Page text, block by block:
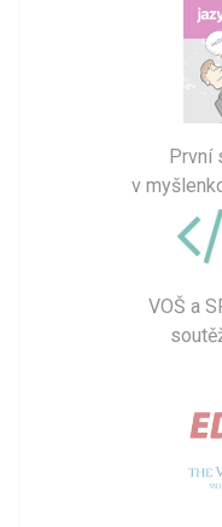
První
v
VOŠ a